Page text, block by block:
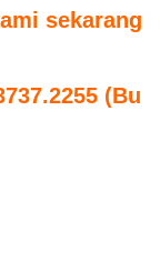
sekarang
(Bu